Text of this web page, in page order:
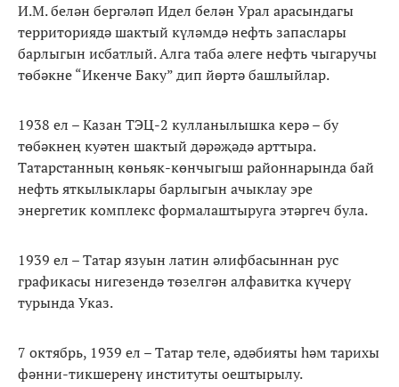
И.М. белән бергәләп Идел белән Урал арасындагы
территориядә шактый күләмдә нефть запаслары
барлыгын исбатлый. Алга таба әлеге нефть чыгаручы
төбәкне “Икенче Баку” дип йөртә башлыйлар.
1938 ел – Казан ТЭЦ-2 кулланылышка керә – бу
төбәкнең куәтен шактый дәрәҗәдә арттыра.
Татарстанның көньяк-көнчыгыш районнарында бай
нефть яткылыклары барлыгын ачыклау эре
энергетик комплекс формалаштыруга этәргеч була.
1939 ел – Татар язуын латин әлифбасыннан рус
графикасы нигезендә төзелгән алфавитка күчерү
турында Указ.
7 октябрь, 1939 ел – Татар теле, әдәбияты һәм тарихы
фәнни-тикшеренү институты оештырылу.